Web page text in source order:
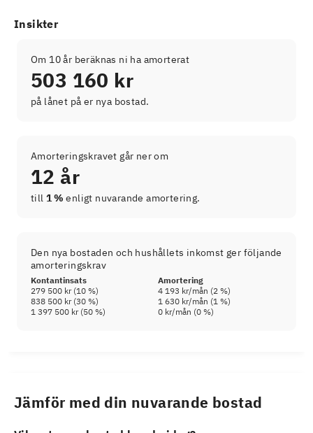
Insikter
Om 10 år beräknas ni ha amorterat
503 160 kr
på lånet på er nya bostad.
Amorteringskravet går ner om
12 år
till 1 % enligt nuvarande amortering.
Den nya bostaden och hushållets inkomst ger följande
amorteringskrav
Kontantinsats
Amortering
279 500 kr(10 %) 4 193 kr/mån (2 %)
838 500 kr(30 %) 1 630 kr/mån (1 %)
1 397 500 kr(50 %) 0 kr/mån (0 %)
Jämför med din nuvarande bostad